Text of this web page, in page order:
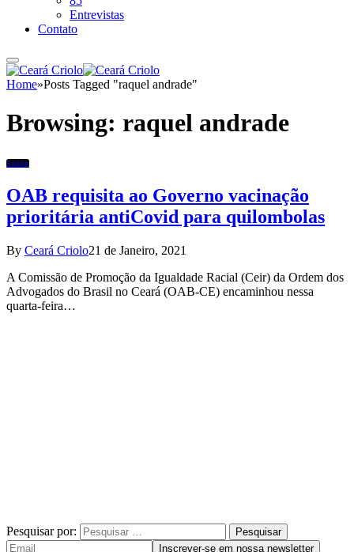
Entrevistas
Contato
Home»Posts Tagged "raquel andrade"
Browsing: raquel andrade
Saúde
OAB requisita ao Governo vacinação
prioritária antiCovid para quilombolas
By Ceará Criolo21 de Janeiro, 2021
A Comissão de Promoção da Igualdade Racial (Ceir) da Ordem dos
Advogados do Brasil no Ceará (OAB-CE) encaminhou nessa
quarta-feira…
Pesquisar por: